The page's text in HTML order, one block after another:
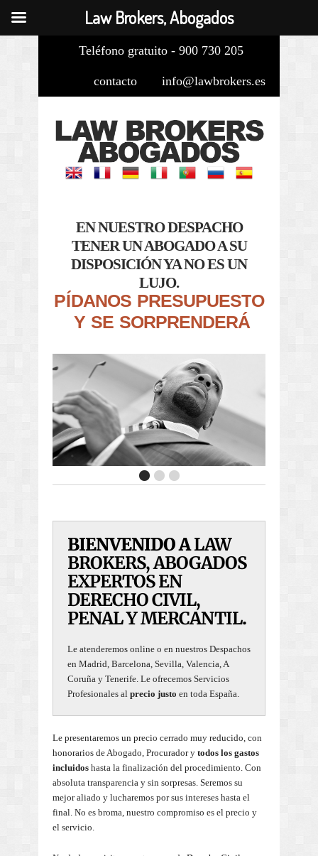
Teléfono gratuito - 900 730 205
info@lawbrokers.es
contacto
EN NUESTRO DESPACHO
TENER UN ABOGADO A SU
DISPOSICIÓN YA NO ES UN
LUJO.
PÍDANOS PRESUPUESTO
Y SE SORPRENDERÁ
BIENVENIDO ALAW
BROKERS, ABOGADOS
EXPERTOS EN
DERECHO CIVIL,
PENAL Y MERCANTIL.
Le atenderemos online o en nuestros Despachos
en Madrid, Barcelona, Sevilla, Valencia, A
Coruña y Tenerife. Le ofrecemos Servicios
Profesionales al precio justo en toda España.
Le presentaremos un precio cerrado muy reducido, con
honorarios de Abogado, Procurador y todos los gastos
incluidos hasta la finalización del procedimiento. Con
absoluta transparencia y sin sorpresas. Seremos su
mejor aliado y lucharemos por sus intereses hasta el
final. No es broma, nuestro compromiso es el precio y
el servicio.
Law Brokers, Abogados